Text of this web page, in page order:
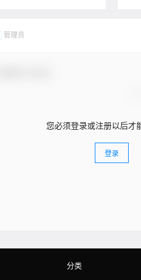
管理员
您必须登录或注册以后才
登录
分类